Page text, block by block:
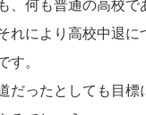
、何も普通の高校
れにより高校中退
す。
だったとしても目